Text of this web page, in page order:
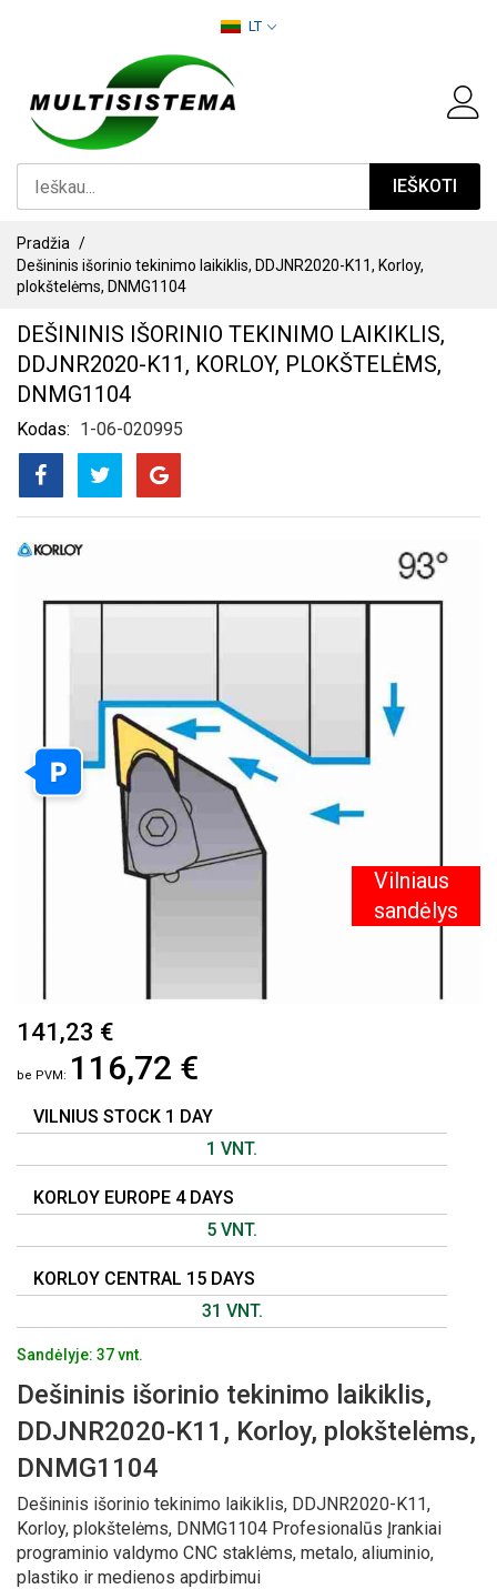
LT
IEŠKOTI
Pradžia
Dešininis išorinio tekinimo laikiklis, DDJNR2020-K11, Korloy,
plokštelėms, DNMG1104
DEŠININIS IŠORINIO TEKINIMO LAIKIKLIS,
DDJNR2020-K11, KORLOY, PLOKŠTELĖMS,
DNMG1104
Kodas 1-06-020995
PEREITI
PAVEIKSLĖLIŲ
P
Vilniaus
sandėlys
PAVEIKSLĖLIŲ
PRADŽIĄ
141,23 €
116,72 €
VILNIUS STOCK 1 DAY
1 VNT.
KORLOY EUROPE 4 DAYS
5 VNT.
KORLOY CENTRAL 15 DAYS
31 VNT.
Sandėlyje: 37 vnt.
Dešininis išorinio tekinimo laikiklis,
DDJNR2020-K11, Korloy, plokštelėms,
DNMG1104
Dešininis išorinio tekinimo laikiklis, DDJNR2020-K11,
Korloy, plokštelėms, DNMG1104 Profesionalūs Įrankiai
programinio valdymo CNC staklėms, metalo, aliuminio,
plastiko ir medienos apdirbimui